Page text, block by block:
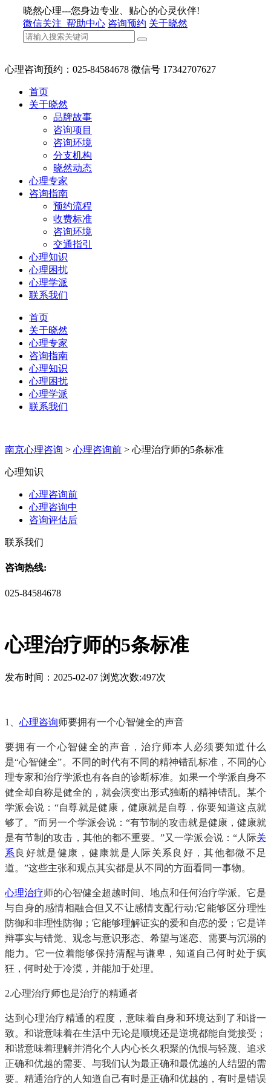
晓然心理---您身边专业、贴心的心灵伙伴!
微信关注 帮助中心 咨询预约 关于晓然
心理咨询预约：025-84584678 微信号 17342707627
首页
关于晓然
品牌故事
咨询项目
咨询环境
分支机构
晓然动态
心理专家
咨询指南
预约流程
收费标准
咨询环境
交通指引
心理知识
心理困扰
心理学派
联系我们
首页
关于晓然
心理专家
咨询指南
心理知识
心理困扰
心理学派
联系我们
南京心理咨询 > 心理咨询前 > 心理治疗师的5条标准
心理知识
心理咨询前
心理咨询中
咨询评估后
联系我们
咨询热线:
025-84584678
心理治疗师的5条标准
发布时间：2025-02-07 浏览次数:497次
1、 心理咨询师要拥有一个心智健全的声音
要拥有一个心智健全的声音，治疗师本人必须要知道什么
是“心智健全”。不同的时代有不同的精神错乱标准，不同的心
理专家和治疗学派也有各自的诊断标准。如果一个学派自身不
健全却自称是健全的，就会演变出形式独断的精神错乱。某个
学派会说：“自尊就是健康，健康就是自尊，你要知道这点就
够了。”而另一个学派会说：“有节制的攻击就是健康，健康就
是有节制的攻击，其他的都不重要。”又一学派会说：“人际关
系良好就是健康，健康就是人际关系良好，其他都微不足
道。”这些主张和观点其实都是从不同的方面看同一事物。
心理治疗师的心智健全超越时间、地点和任何治疗学派。它是
与自身的感情相融合但又不让感情支配行动;它能够区分理性
防御和非理性防御；它能够理解证实的爱和自恋的爱；它是详
辩事实与错觉、观念与意识形态、希望与迷恋、需要与沉溺的
能力。它一位着能够保持清醒与谦卑，知道自己何时处于疯
狂，何时处于冷漠，并能加于处理。
2.心理治疗师也是治疗的精通者
达到心理治疗精通的程度，意味着自身和环境达到了和谐一
致。和谐意味着在生活中无论是顺境还是逆境都能自觉接受；
和谐意味着理解并消化个人内心长久积聚的仇恨与轻蔑、追求
正确和优越的需要、与我们认为最正确和最优越的人结盟的需
要。精通治疗的人知道自己有时是正确和优越的，有时是错误